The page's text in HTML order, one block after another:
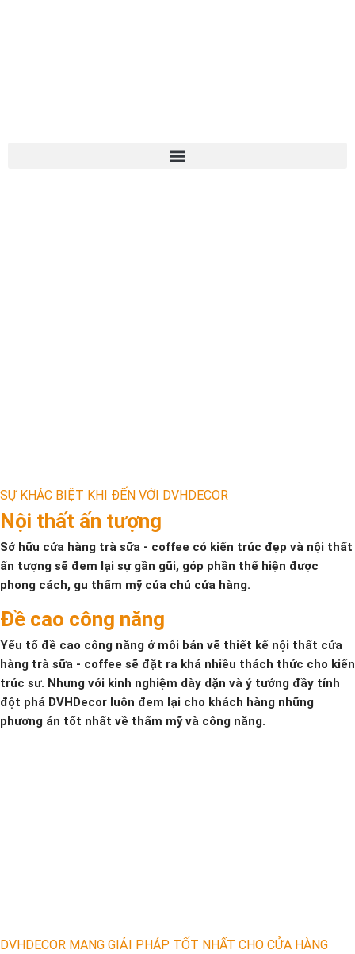
SỰ KHÁC BIỆT KHI ĐẾN VỚI DVHDECOR
Nội thất ấn tượng
Sở hữu cửa hàng trà sữa - coffee có kiến trúc đẹp và nội thất
ấn tượng sẽ đem lại sự gần gũi, góp phần thể hiện được
phong cách, gu thẩm mỹ của chủ cửa hàng.
Đề cao công năng
Yếu tố đề cao công năng ở mỗi bản vẽ thiết kế nội thất cửa
hàng trà sữa - coffee sẽ đặt ra khá nhiều thách thức cho kiến
trúc sư. Nhưng với kinh nghiệm dày dặn và ý tưởng đầy tính
đột phá DVHDecor luôn đem lại cho khách hàng những
phương án tốt nhất về thẩm mỹ và công năng.
DVHDECOR MANG GIẢI PHÁP TỐT NHẤT CHO CỬA HÀNG